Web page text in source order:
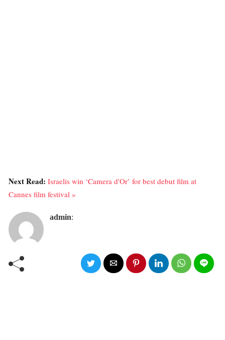
Next Read: Israelis win ‘Camera d'Or’ for best debut film at
Cannes film festival »
admin: